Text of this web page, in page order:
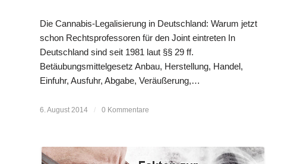
Die Cannabis-Legalisierung in Deutschland: Warum jetzt
schon Rechtsprofessoren für den Joint eintreten In
Deutschland sind seit 1981 laut §§ 29 ff.
Betäubungsmittelgesetz Anbau, Herstellung, Handel,
Einfuhr, Ausfuhr, Abgabe, Veräußerung,…
6. August 2014 / 0 Kommentare